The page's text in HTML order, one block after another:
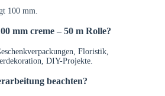
100 mm.
mm creme – 50 m Rolle?
Floristik,
DIY-Projekte.
beachten?